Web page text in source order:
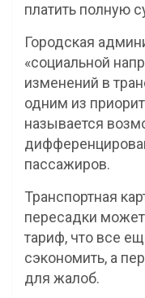
платить полную
Городская
«социальной
изменений в
одним из
называется
пассажиров.
Транспортная
пересадки
тариф, что все
сэкономить, а
для жалоб.